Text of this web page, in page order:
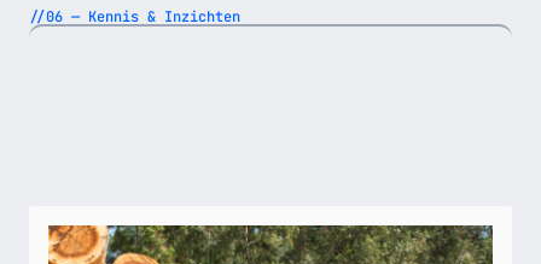
//06 — Kennis & Inzichten